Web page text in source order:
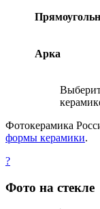
Арка
Фотокерамика
формы керамики.
?
Фото на стекле